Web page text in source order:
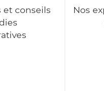
et conseils
Nos